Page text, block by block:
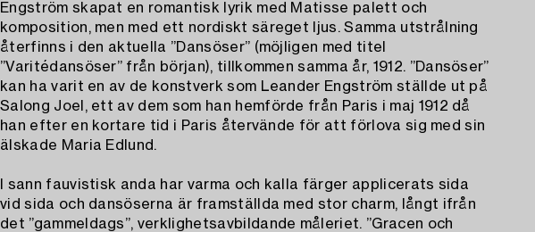
Engström skapat en romantisk lyrik med Matisse palett och
komposition, men med ett nordiskt säreget ljus. Samma utstrålning
återfinns i den aktuella ”Dansöser” (möjligen med titel
”Varitédansöser” från början), tillkommen samma år, 1912. ”Dansöser”
kan ha varit en av de konstverk som Leander Engström ställde ut på
Salong Joel, ett av dem som han hemförde från Paris i maj 1912 då
han efter en kortare tid i Paris återvände för att förlova sig med sin
älskade Maria Edlund.
I sann fauvistisk anda har varma och kalla färger applicerats sida
vid sida och dansöserna är framställda med stor charm, långt ifrån
det ”gammeldags”, verklighetsavbildande måleriet. ”Gracen och